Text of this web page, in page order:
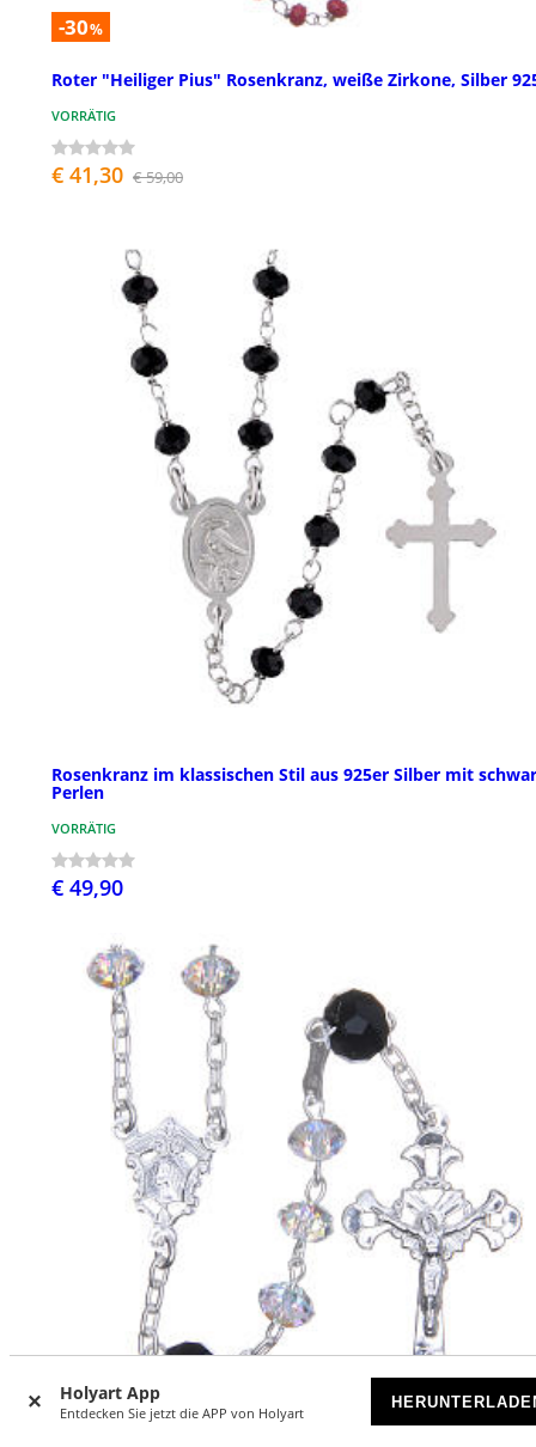
Holyart App
Entdecken Sie jetzt die APP von Holyart
-30%
Roter "Heiliger Pius" Rosenkranz, weiße Zirkone, Silber
VORRÄTIG
€ 41,30 € 59,00
Rosenkranz im klassischen Stil aus 925er Silber mit
Perlen
VORRÄTIG
€ 49,90